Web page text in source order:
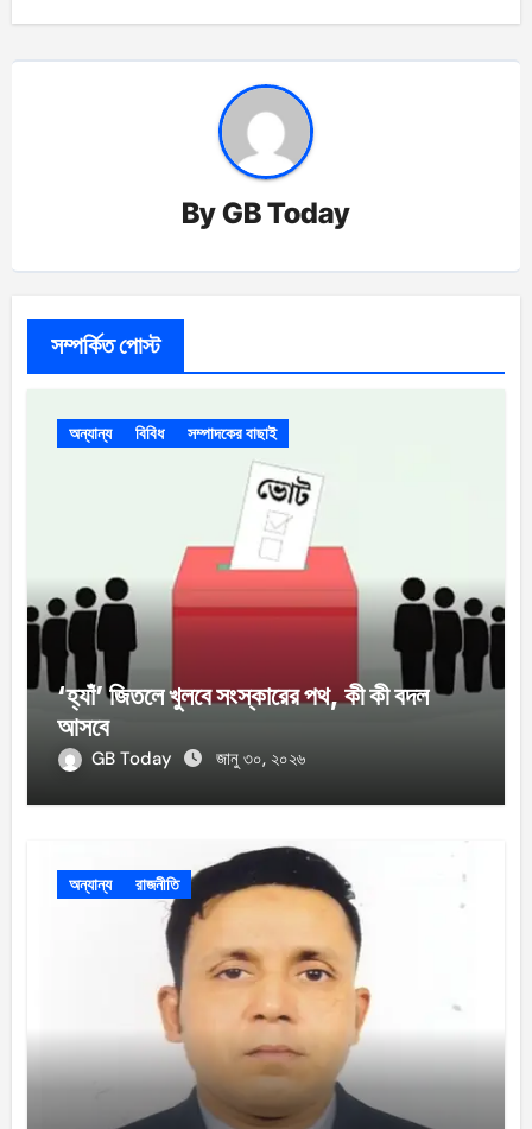
ByGB Today
সম্পর্কিত পোস্ট
অন্যান্য বিবিধ সম্পাদকের বাছাই
‘হ্যাঁ’ জিতলে খুলবে সংস্কারের পথ, কী কী বদল
আসবে
GB Today জানু ৩০, ২০২৬
অন্যান্য রাজনীতি